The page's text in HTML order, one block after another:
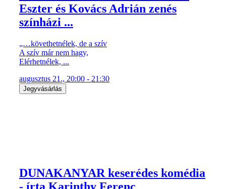
Eszter és Kovács Adrián zenés
színházi ...
„…követhetnélek, de a szív
A szív már nem hagy,
Elérhetnélek, ...
augusztus 21., 20:00 - 21:30
Jegyvásárlás
DUNAKANYAR keserédes komédia